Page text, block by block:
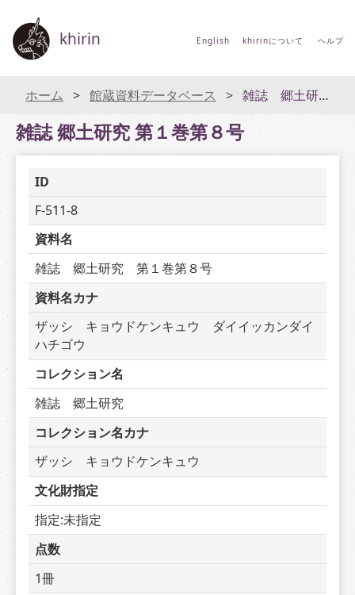
khirin English khirinについて ヘルプ
ホーム 館蔵資料データベース 雑誌 郷土研究 第１巻第８号
雑誌 郷土研究 第１巻第８号
ID
F-511-8
資料名
雑誌　郷土研究　第１巻第８号
資料名カナ
ザッシ　キョウドケンキュウ　ダイイッカンダイ
ハチゴウ
コレクション名
雑誌　郷土研究
コレクション名カナ
ザッシ　キョウドケンキュウ
文化財指定
指定:未指定
点数
1冊